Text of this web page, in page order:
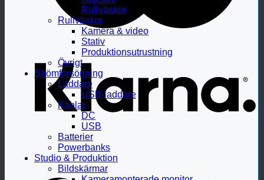
Rullväskor
Rullväskor
Kamera & video
Stativ
Produktionsutrustning
Övrigt
Strömförsörjning
Laddare
USB-laddare
Kablar
DC
USB
Batterier
Powerbanks
Studio & Produktion
Bildskärmar